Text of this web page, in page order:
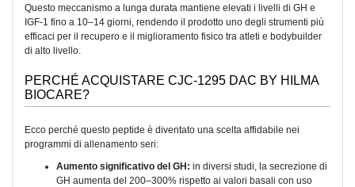
Questo meccanismo a lunga durata mantiene elevati i livelli di GH e
IGF-1 fino a 10–14 giorni, rendendo il prodotto uno degli strumenti più
efficaci per il recupero e il miglioramento fisico tra atleti e bodybuilder
di alto livello.
PERCHÉ ACQUISTARE CJC-1295 DAC BY HILMA
BIOCARE?
Ecco perché questo peptide è diventato una scelta affidabile nei
programmi di allenamento seri:
Aumento significativo del GH: in diversi studi, la secrezione di
GH aumenta del 200–300% rispetto ai valori basali con uso